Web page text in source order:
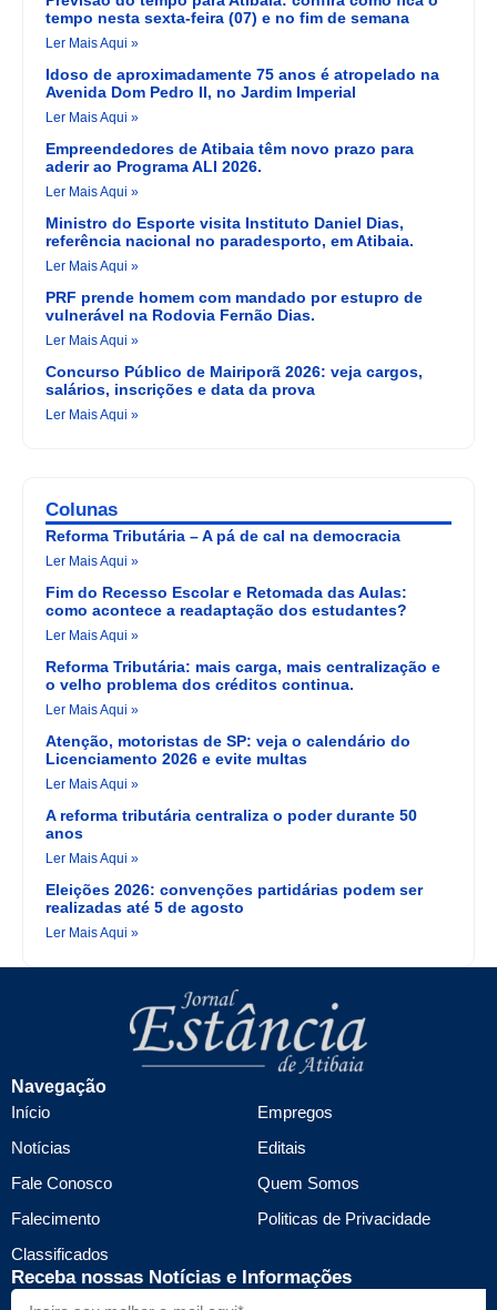
tempo nesta sexta-feira (07) e no fim de semana
Ler Mais Aqui »
Idoso de aproximadamente 75 anos é atropelado na
Avenida Dom Pedro II, no Jardim Imperial
Ler Mais Aqui »
Empreendedores de Atibaia têm novo prazo para
aderir ao Programa ALI 2026.
Ler Mais Aqui »
Ministro do Esporte visita Instituto Daniel Dias,
referência nacional no paradesporto, em Atibaia.
Ler Mais Aqui »
PRF prende homem com mandado por estupro de
vulnerável na Rodovia Fernão Dias.
Ler Mais Aqui »
Concurso Público de Mairiporã 2026: veja cargos,
salários, inscrições e data da prova
Ler Mais Aqui »
Colunas
Reforma Tributária – A pá de cal na democracia
Ler Mais Aqui »
Fim do Recesso Escolar e Retomada das Aulas:
como acontece a readaptação dos estudantes?
Ler Mais Aqui »
Reforma Tributária: mais carga, mais centralização e
o velho problema dos créditos continua.
Ler Mais Aqui »
Atenção, motoristas de SP: veja o calendário do
Licenciamento 2026 e evite multas
Ler Mais Aqui »
A reforma tributária centraliza o poder durante 50
anos
Ler Mais Aqui »
Eleições 2026: convenções partidárias podem ser
realizadas até 5 de agosto
Ler Mais Aqui »
Navegação
Início
Notícias
Fale Conosco
Falecimento
Classificados
Empregos
Editais
Quem Somos
Politicas de Privacidade
Receba nossas Notícias e Informações